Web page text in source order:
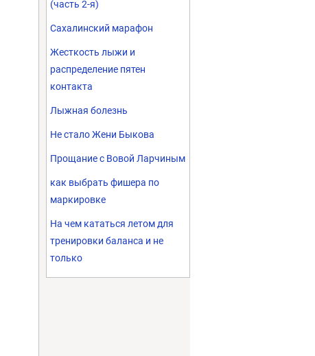
(часть 2-я)
Сахалинский марафон
Жесткость лыжи и
распределение пятен
контакта
Лыжная болезнь
Не стало Жени Быкова
Прощание с Вовой Ларчиным
как выбрать фишера по
маркировке
На чем кататься летом для
тренировки баланса и не
только